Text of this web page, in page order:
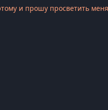
и прошу просветить